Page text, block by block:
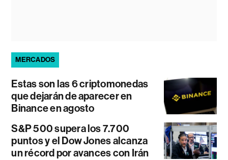
MERCADOS
Estas son las 6 criptomonedas
que dejarán de aparecer en
Binance en agosto
S&P 500 supera los 7.700
puntos y el Dow Jones alcanza
un récord por avances con Irán